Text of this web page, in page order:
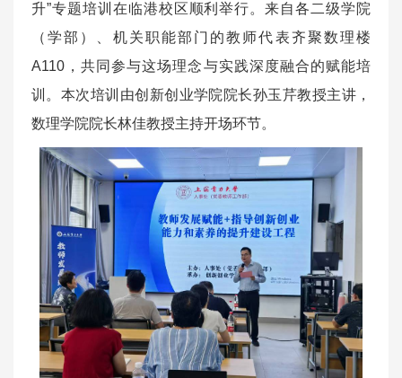
升”专题培训在临港校区顺利举行。来自各二级学院
（学部）、机关职能部门的教师代表齐聚数理楼
A110，共同参与这场理念与实践深度融合的赋能培
训。本次培训由创新创业学院院长孙玉芹教授主讲，
数理学院院长林佳教授主持开场环节。